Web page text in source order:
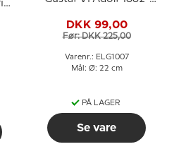
DKK 99,00
Før: DKK 225,00
Varenr.: ELG1007
Mål: Ø: 22 cm
PÅ LAGER
Se vare